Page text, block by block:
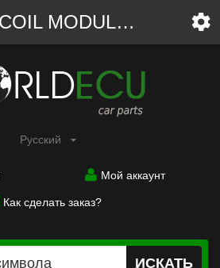
запчасти
Pусский
Мой аккаунт
Как сделать заказ?
ИСКАТЬ
IGNICION COIL MODULE OPEL 1.0 X10XE Z10XE Z10XEP AGILA CORSA 1208306, 1208028, 90532618, 90543059, 93180806 BOSCH 0221503014 0 221 503 014 - КАТУШКА ЗАЖИГАНИЯ - WorldECU